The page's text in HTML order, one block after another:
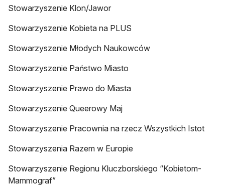
Stowarzyszenie Klon/Jawor
Stowarzyszenie Kobieta na PLUS
Stowarzyszenie Młodych Naukowców
Stowarzyszenie Państwo Miasto
Stowarzyszenie Prawo do Miasta
Stowarzyszenie Queerowy Maj
Stowarzyszenie Pracownia na rzecz Wszystkich Istot
Stowarzyszenia Razem w Europie
Stowarzyszenie Regionu Kluczborskiego “Kobietom-
Mammograf”